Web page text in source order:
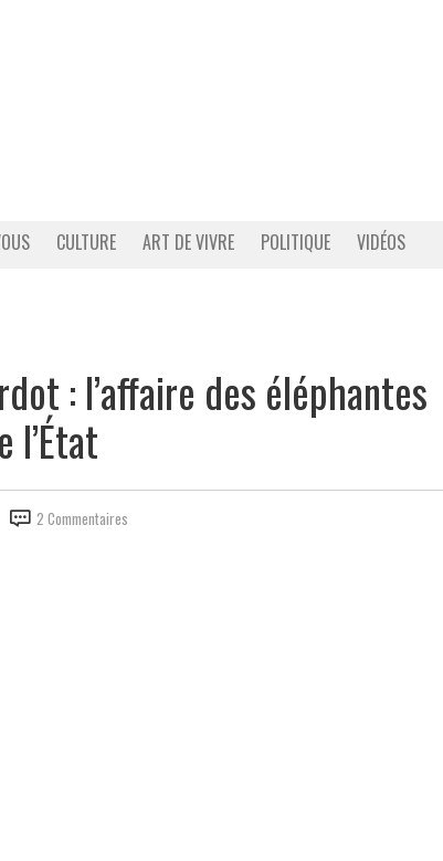
CULTURE ART DE VIVRE POLITIQUE VIDÉOS
: l’affaire des éléphantes
l’État
2 Commentaires